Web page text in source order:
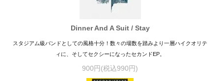
Dinner And A Suit / Stay
スタジアム級バンドとしての風格十分！数々の場数を踏みより一層ハイクオリテ
ィに、そしてセクシーになったセカンドEP。
900円(税込990円)